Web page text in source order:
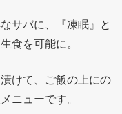
サバに、『凍眠』と
食を可能に。
けて、ご飯の上にの
ニューです。